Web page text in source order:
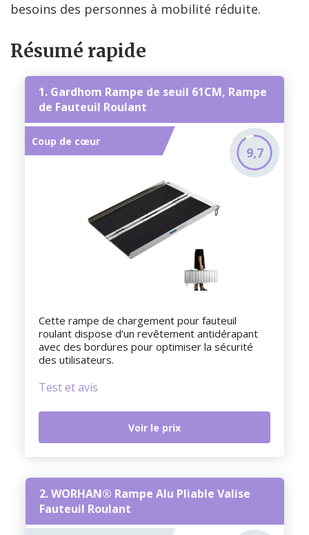
besoins des personnes à mobilité réduite.
Résumé rapide
1. Gardhom Rampe de seuil 61CM, Rampe
de Fauteuil Roulant
Coup de cœur
9,7
Cette rampe de chargement pour fauteuil
roulant dispose d’un revêtement antidérapant
avec des bordures pour optimiser la sécurité
des utilisateurs.
Test et avis
Voir le prix
2. WORHAN® Rampe Alu Pliable Valise
Fauteuil Roulant